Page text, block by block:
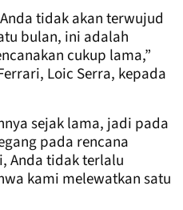
tidak akan terwujud
bulan, ini adalah
cukup lama,”
Loic Serra, kepada
sejak lama, jadi pada
pada rencana
Anda tidak terlalu
kami melewatkan satu